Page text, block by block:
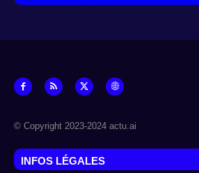
© Copyright 2023-2024 actu.ai
INFOS LÉGALES